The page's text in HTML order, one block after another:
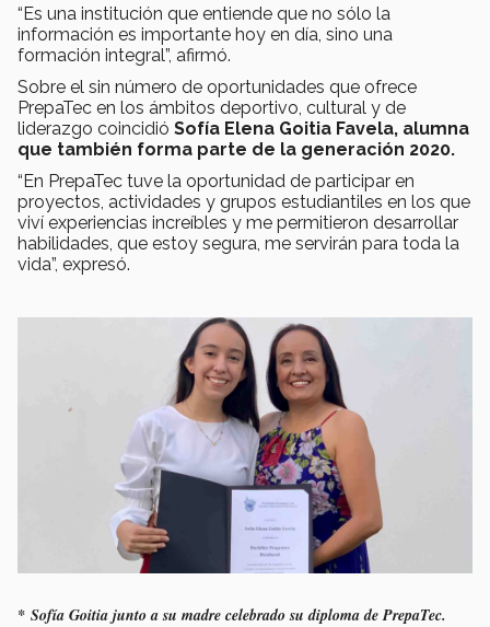
“Es una institución que entiende que no sólo la
información es importante hoy en día, sino una
formación integral”, afirmó.
Sobre el sin número de oportunidades que ofrece
PrepaTec en los ámbitos deportivo, cultural y de
liderazgo coincidió Sofía Elena Goitia Favela, alumna
que también forma parte de la generación 2020.
“En PrepaTec tuve la oportunidad de participar en
proyectos, actividades y grupos estudiantiles en los que
viví experiencias increíbles y me permitieron desarrollar
habilidades, que estoy segura, me servirán para toda la
vida”, expresó.
* Sofía Goitia junto a su madre celebrado su diploma de PrepaTec.